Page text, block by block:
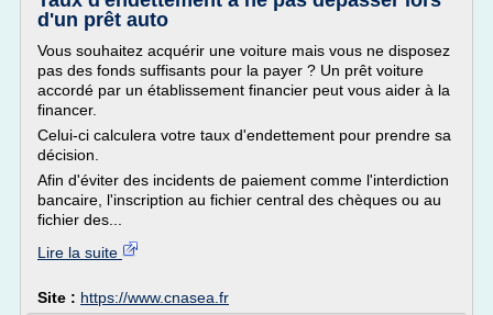
d'un prêt auto
Vous souhaitez acquérir une voiture mais vous ne disposez
pas des fonds suffisants pour la payer ? Un prêt voiture
accordé par un établissement financier peut vous aider à la
financer.
Celui-ci calculera votre taux d'endettement pour prendre sa
décision.
Afin d'éviter des incidents de paiement comme l'interdiction
bancaire, l'inscription au fichier central des chèques ou au
fichier des...
Lire la suite
Site : https://www.cnasea.fr